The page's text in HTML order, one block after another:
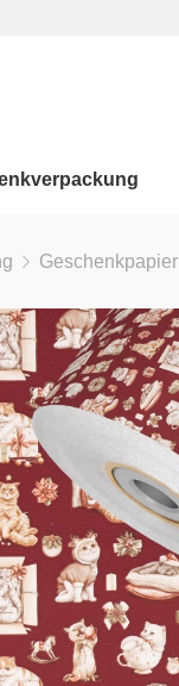
Geschenkpapier